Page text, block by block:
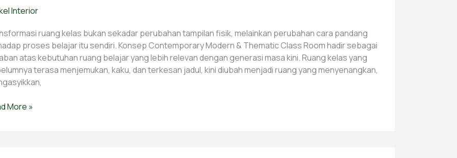
Interior
ruang kelas bukan sekadar perubahan tampilan fisik, melainkan perubahan cara pandang
proses belajar itu sendiri. Konsep Contemporary Modern & Thematic Class Room hadir sebagai
atas kebutuhan ruang belajar yang lebih relevan dengan generasi masa kini. Ruang kelas yang
terasa menjemukan, kaku, dan terkesan jadul, kini diubah menjadi ruang yang menyenangkan,
More »